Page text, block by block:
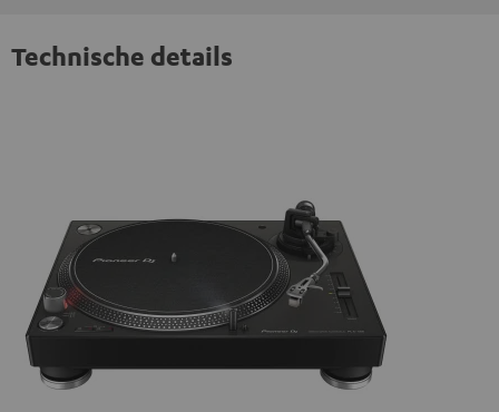
Technische details